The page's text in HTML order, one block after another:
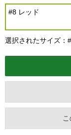
#8 レッド
選択されたサイズ：